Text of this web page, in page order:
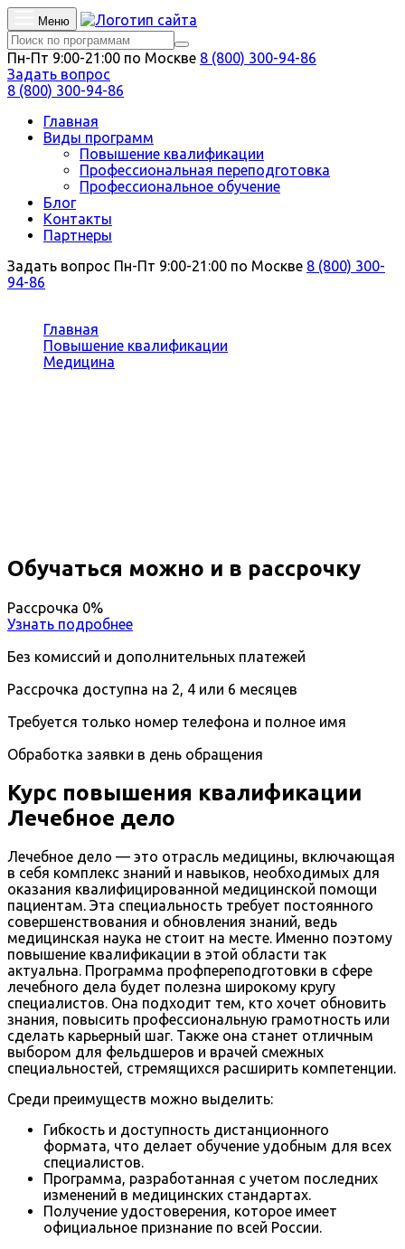
Меню
Пн-Пт 9:00-21:00 по Москве 8 (800) 300-94-86
Задать вопрос
8 (800) 300-94-86
Главная
Виды программ
Повышение квалификации
Профессиональная переподготовка
Профессиональное обучение
Блог
Контакты
Партнеры
Задать вопрос Пн-Пт 9:00-21:00 по Москве 8 (800) 300-
94-86
Главная
Повышение квалификации
Медицина
Обучаться можно и в рассрочку
Рассрочка 0%
Узнать подробнее
Без комиссий и дополнительных платежей
Рассрочка доступна на 2, 4 или 6 месяцев
Требуется только номер телефона и полное имя
Обработка заявки в день обращения
Курс повышения квалификации
Лечебное дело
Лечебное дело — это отрасль медицины, включающая
в себя комплекс знаний и навыков, необходимых для
оказания квалифицированной медицинской помощи
пациентам. Эта специальность требует постоянного
совершенствования и обновления знаний, ведь
медицинская наука не стоит на месте. Именно поэтому
повышение квалификации в этой области так
актуальна. Программа профпереподготовки в сфере
лечебного дела будет полезна широкому кругу
специалистов. Она подходит тем, кто хочет обновить
знания, повысить профессиональную грамотность или
сделать карьерный шаг. Также она станет отличным
выбором для фельдшеров и врачей смежных
специальностей, стремящихся расширить компетенции.
Среди преимуществ можно выделить:
Гибкость и доступность дистанционного
формата, что делает обучение удобным для всех
специалистов.
Программа, разработанная с учетом последних
изменений в медицинских стандартах.
Получение удостоверения, которое имеет
официальное признание по всей России.